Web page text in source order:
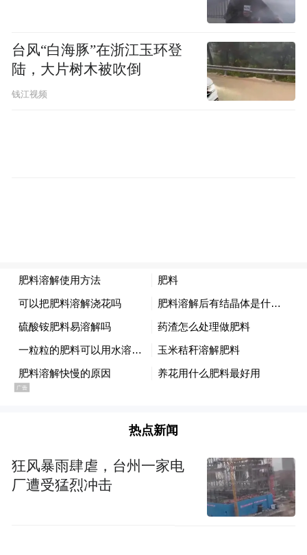
台风“白海豚”在浙江玉环登
陆，大片树木被吹倒
钱江视频
热点新闻
狂风暴雨肆虐，台州一家电
厂遭受猛烈冲击